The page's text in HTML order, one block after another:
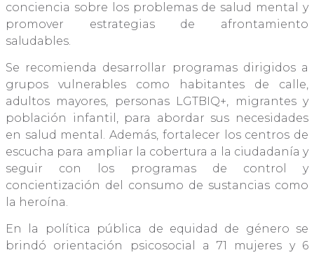
conciencia sobre los problemas de salud mental y
promover estrategias de afrontamiento
saludables.
Se recomienda desarrollar programas dirigidos a
grupos vulnerables como habitantes de calle,
adultos mayores, personas LGTBIQ+, migrantes y
población infantil, para abordar sus necesidades
en salud mental. Además, fortalecer los centros de
escucha para ampliar la cobertura a la ciudadanía y
seguir con los programas de control y
concientización del consumo de sustancias como
la heroína.
En la política pública de equidad de género se
brindó orientación psicosocial a 71 mujeres y 6